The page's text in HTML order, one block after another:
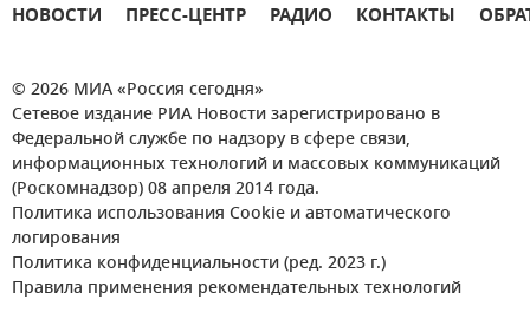
НОВОСТИ ПРЕСС-ЦЕНТР РАДИО КОНТАКТЫ
© 2026 МИА «Россия сегодня»
Сетевое издание РИА Новости зарегистрировано в
Федеральной службе по надзору в сфере связи,
информационных технологий и массовых коммуникаций
(Роскомнадзор) 08 апреля 2014 года.
Политика использования Cookie и автоматического
логирования
Политика конфиденциальности (ред. 2023 г.)
Правила применения рекомендательных технологий